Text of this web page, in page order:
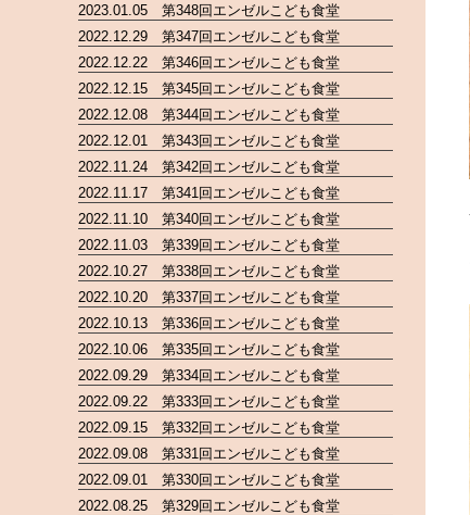
2023.01.05 第348回エンゼルこども食堂
2022.12.29 第347回エンゼルこども食堂
2022.12.22 第346回エンゼルこども食堂
2022.12.15 第345回エンゼルこども食堂
2022.12.08 第344回エンゼルこども食堂
2022.12.01 第343回エンゼルこども食堂
2022.11.24 第342回エンゼルこども食堂
2022.11.17 第341回エンゼルこども食堂
2022.11.10 第340回エンゼルこども食堂
2022.11.03 第339回エンゼルこども食堂
2022.10.27 第338回エンゼルこども食堂
2022.10.20 第337回エンゼルこども食堂
2022.10.13 第336回エンゼルこども食堂
2022.10.06 第335回エンゼルこども食堂
2022.09.29 第334回エンゼルこども食堂
2022.09.22 第333回エンゼルこども食堂
2022.09.15 第332回エンゼルこども食堂
2022.09.08 第331回エンゼルこども食堂
2022.09.01 第330回エンゼルこども食堂
2022.08.25 第329回エンゼルこども食堂